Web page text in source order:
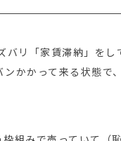
リ「家賃滞納」を
かかって来る状態で